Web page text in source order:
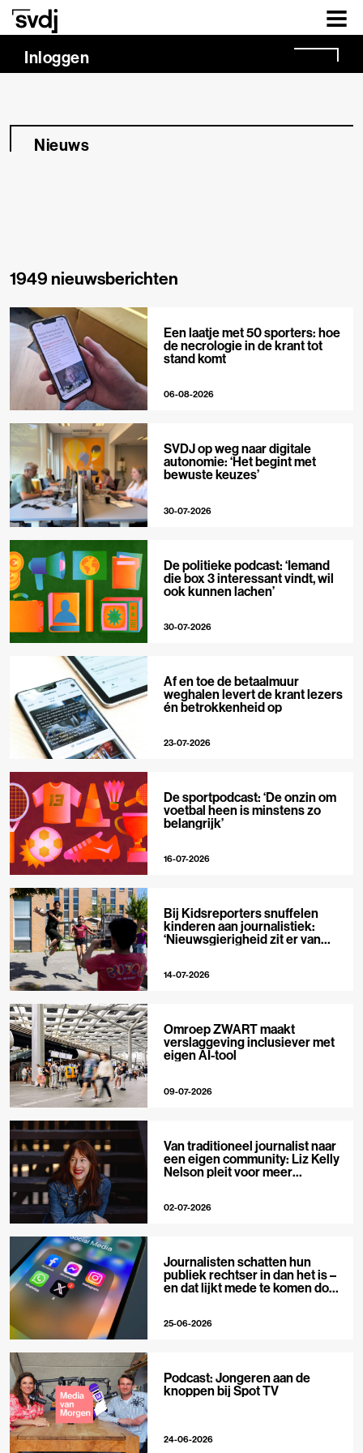
Naar hoofdinhoud
Inloggen
Nieuws
1949 nieuwsberichten
Een laatje met 50 sporters: hoe
de necrologie in de krant tot
stand komt
06-08-2026
SVDJ op weg naar digitale
autonomie: ‘Het begint met
bewuste keuzes’
30-07-2026
De politieke podcast: ‘Iemand
die box 3 interessant vindt, wil
ook kunnen lachen’
30-07-2026
Af en toe de betaalmuur
weghalen levert de krant lezers
én betrokkenheid op
23-07-2026
De sportpodcast: ‘De onzin om
voetbal heen is minstens zo
belangrijk’
16-07-2026
Bij Kidsreporters snuffelen
kinderen aan journalistiek:
‘Nieuwsgierigheid zit er van
14-07-2026
Omroep ZWART maakt
verslaggeving inclusiever met
eigen AI-tool
09-07-2026
Van traditioneel journalist naar
een eigen community: Liz Kelly
Nelson pleit voor meer
02-07-2026
Journalisten schatten hun
publiek rechtser in dan het is –
en dat lijkt mede te komen door
25-06-2026
Podcast: Jongeren aan de
knoppen bij Spot TV
24-06-2026